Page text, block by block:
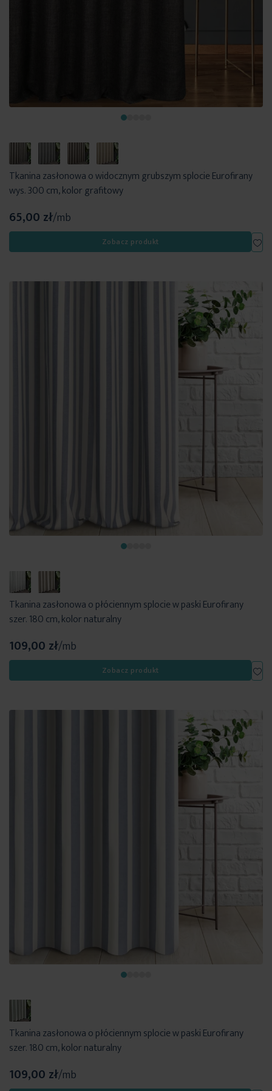
Tkanina zasłonowa o widocznym grubszym splocie Eurofirany
wys. 300 cm, kolor grafitowy
65,00 zł/mb
Zobacz produkt
Tkanina zasłonowa o płóciennym splocie w paski Eurofirany
szer. 180 cm, kolor naturalny
109,00 zł/mb
Zobacz produkt
Tkanina zasłonowa o płóciennym splocie w paski Eurofirany
szer. 180 cm, kolor naturalny
109,00 zł/mb